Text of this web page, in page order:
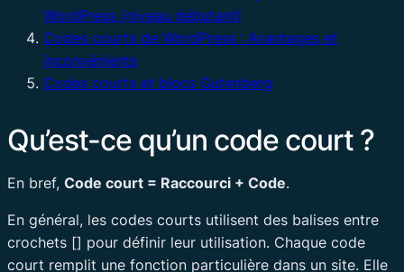
WordPress (niveau débutant)
Codes courts de WordPress : Avantages et
inconvénients
Codes courts et blocs Gutenberg
Qu’est-ce qu’un code court ?
En bref, Code court = Raccourci + Code.
En général, les codes courts utilisent des balises entre
crochets [] pour définir leur utilisation. Chaque code
court remplit une fonction particulière dans un site. Elle